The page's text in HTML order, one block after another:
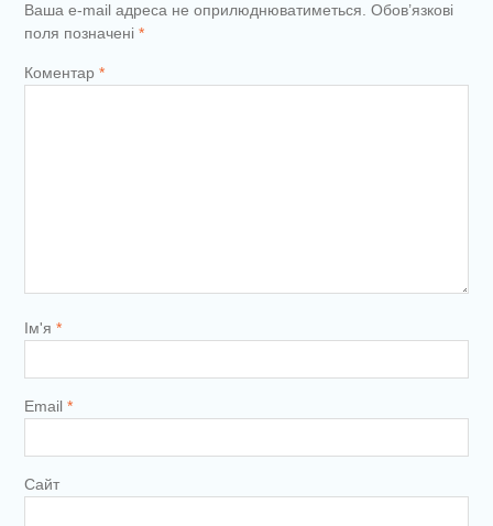
Ваша e-mail адреса не оприлюднюватиметься. Обов’язкові
поля позначені *
Коментар *
Ім'я *
Email *
Сайт